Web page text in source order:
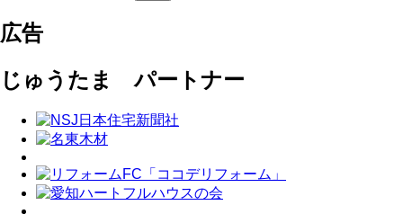
広告
じゅうたま パートナー